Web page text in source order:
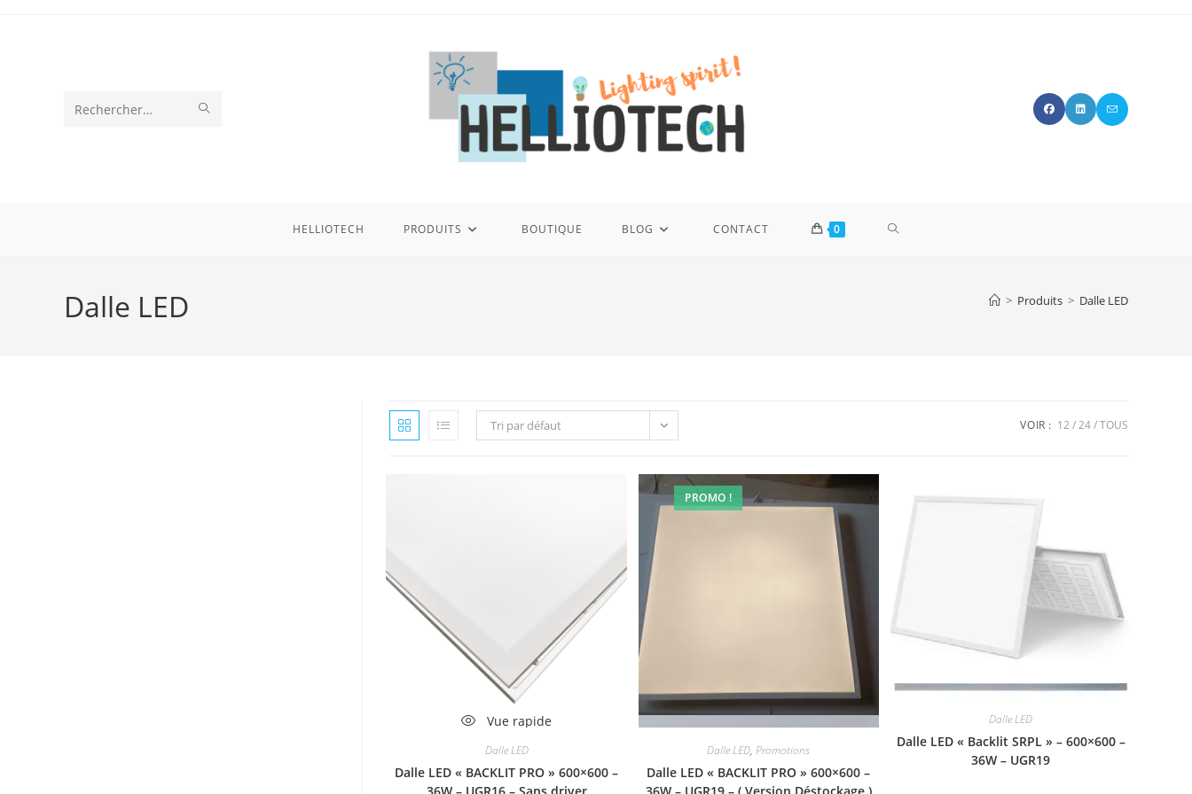
Rechercher
HELLIOTECH PRODUITS BOUTIQUE BLOG CONTACT 0 TOGGLE
Dalle LED > Produits > Dalle LED
Tri par défaut VOIR : 12 24 TOUS
Vue rapide
Dalle LED
Dalle LED « BACKLIT PRO » 600×600 –
PROMO !
Vue rapide
Dalle LED,Promotions
Dalle LED « BACKLIT PRO » 600×600 –
Vue rapide
Dalle LED
Dalle LED « Backlit SRPL » – 600×600 –
36W – UGR19